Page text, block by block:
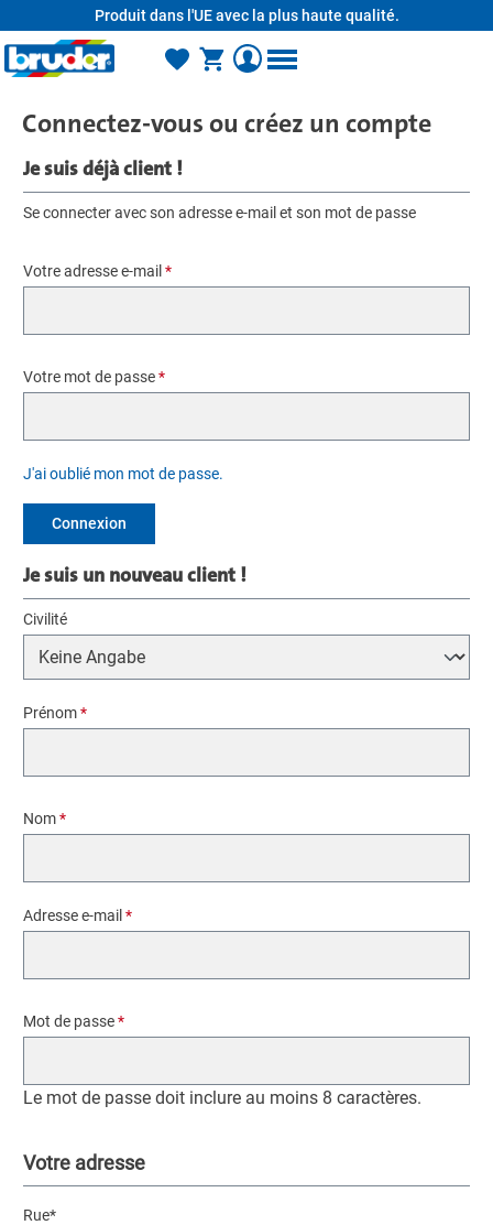
Produit dans l'UE avec la plus haute qualité.
Connectez-vous ou créez un compte
Je suis déjà client !
Se connecter avec son adresse e-mail et son mot de passe
Votre adresse e-mail *
Votre mot de passe*
J'ai oublié mon mot de passe.
Connexion
Je suis un nouveau client !
Informations personnelles
Civilité
Prénom*
Nom*
Adresse e-mail *
Mot de passe*
Le mot de passe doit inclure au moins 8 caractères.
Votre adresse
Rue*